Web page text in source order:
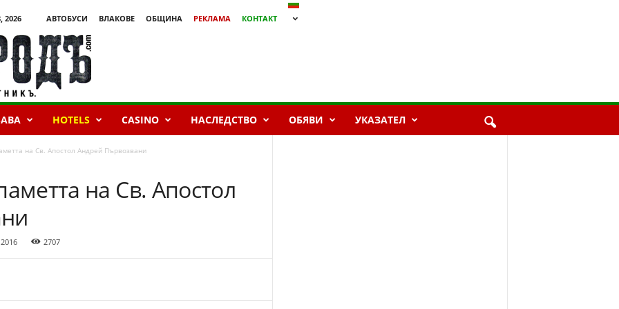
2026 АВТОБУСИ ВЛАКОВЕ ОБЩИНА РЕКЛАМА
КОНТАКТ
HOTELS CASINO НАСЛЕДСТВО ОБЯВИ УКАЗАТЕЛ
на Св. Апостол Андрей Първозвани
на Св. Апостол
2707